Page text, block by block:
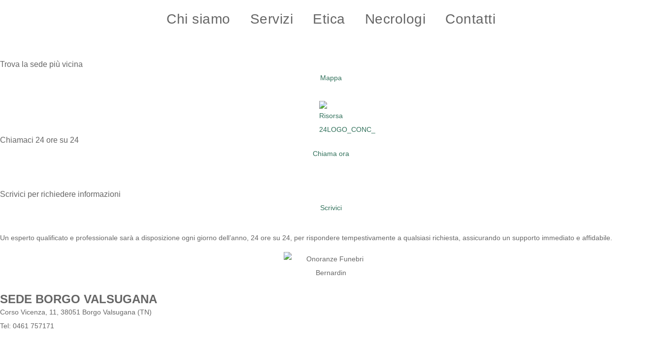
Chi siamo Servizi Etica Necrologi Contatti
Trova la sede più vicina
Mappa
Chiamaci 24 ore su 24
Chiama ora
Scrivici per richiedere informazioni
Scrivici
Un esperto qualificato e professionale sarà a disposizione ogni giorno dell’anno, 24 ore su 24, per rispondere tempestivamente a qualsiasi richiesta, assicurando un supporto immediato e affidabile.
SEDE BORGO VALSUGANA
Corso Vicenza, 11, 38051 Borgo Valsugana (TN)
Tel: 0461 757171